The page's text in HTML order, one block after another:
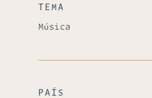
TEMA
Música
PAÍS